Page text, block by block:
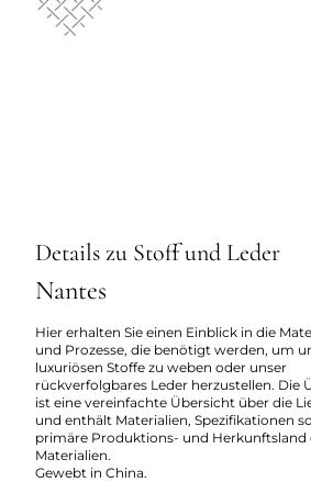
Details zu Stoff und Leder
Nantes
Hier erhalten Sie einen Einblick in die
und Prozesse, die benötigt werden, um
luxuriösen Stoffe zu weben oder unser
rückverfolgbares Leder herzustellen. Die
ist eine vereinfachte Übersicht über die
und enthält Materialien, Spezifikationen
primäre Produktions- und Herkunftsland
Materialien.
Gewebt in China.